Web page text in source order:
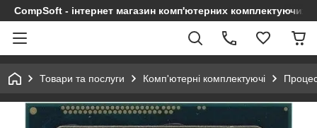
CompSoft - інтернет магазин комп'ютерних комплектуючих
Товари та послуги Комп'ютерні комплектуючі